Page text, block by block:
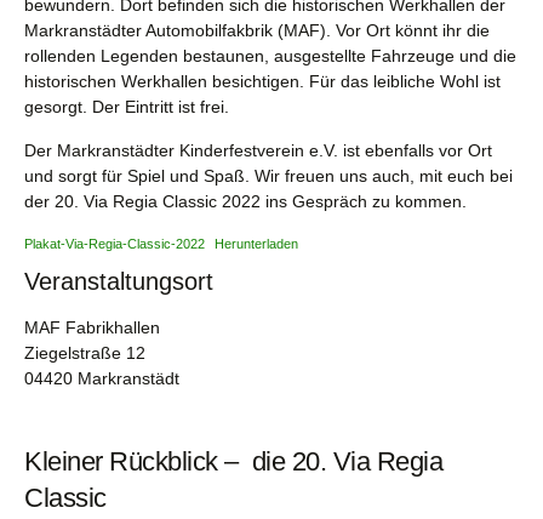
bewundern. Dort befinden sich die historischen Werkhallen der
Markranstädter Automobilfakbrik (MAF). Vor Ort könnt ihr die
rollenden Legenden bestaunen, ausgestellte Fahrzeuge und die
historischen Werkhallen besichtigen. Für das leibliche Wohl ist
gesorgt. Der Eintritt ist frei.
Der Markranstädter Kinderfestverein e.V. ist ebenfalls vor Ort
und sorgt für Spiel und Spaß. Wir freuen uns auch, mit euch bei
der 20. Via Regia Classic 2022 ins Gespräch zu kommen.
Plakat-Via-Regia-Classic-2022 Herunterladen
Veranstaltungsort
MAF Fabrikhallen
Ziegelstraße 12
04420 Markranstädt
Kleiner Rückblick – die 20. Via Regia
Classic